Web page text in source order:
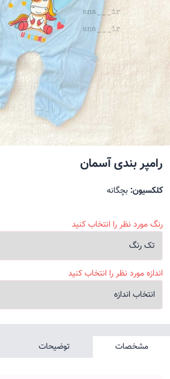
رامپر بندی آسمان
کلکسیون: بچگانه
رنگ مورد نظر را انتخاب کنید
اندازه مورد نظر را انتخاب کنید
مشخصات توضیحات